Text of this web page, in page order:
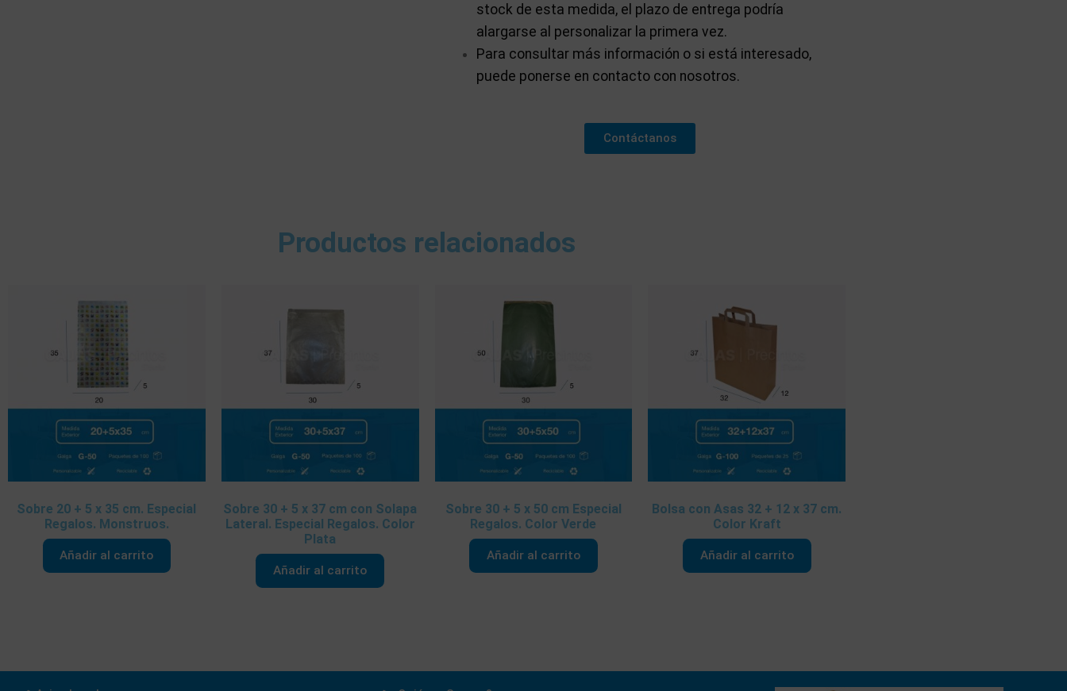
stock de esta medida, el plazo de entrega podría
alargarse al personalizar la primera vez.
Para consultar más información o si está interesado,
puede ponerse en contacto con nosotros.
Contáctanos
Productos relacionados
Sobre 20 + 5 x 35 cm. Especial
Regalos. Monstruos.
Añadir al carrito
Sobre 30 + 5 x 37 cm con Solapa
Lateral. Especial Regalos. Color
Plata
Añadir al carrito
Sobre 30 + 5 x 50 cm Especial
Regalos. Color Verde
Añadir al carrito
Bolsa con Asas 32 + 12 x 37 cm.
Color Kraft
Añadir al carrito